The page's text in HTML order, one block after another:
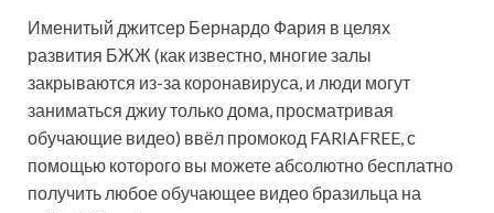
Именитый джитсер Бернардо Фария в целях
развития БЖЖ (как известно, многие залы
закрываются из-за коронавируса, и люди могут
заниматься джиу только дома, просматривая
обучающие видео) ввёл промокод FARIAFREE, с
помощью которого вы можете абсолютно бесплатно
получить любое обучающее видео бразильца на